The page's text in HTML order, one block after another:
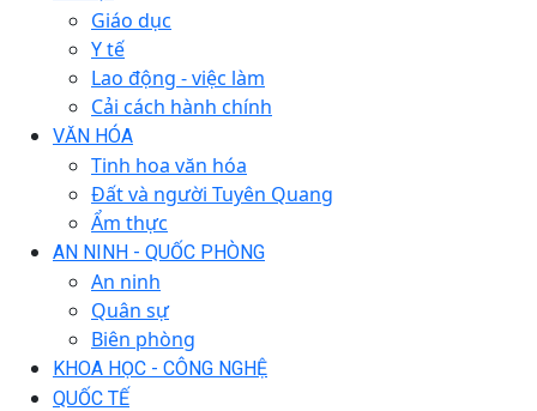
Giáo dục
Y tế
Lao động - việc làm
Cải cách hành chính
VĂN HÓA
Tinh hoa văn hóa
Đất và người Tuyên Quang
Ẩm thực
AN NINH - QUỐC PHÒNG
An ninh
Quân sự
Biên phòng
KHOA HỌC - CÔNG NGHỆ
QUỐC TẾ